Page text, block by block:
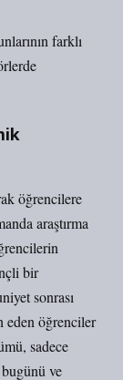
farklı
öğrencilere
araştırma
bir
sonrası
eden öğrenciler
sadece
ve